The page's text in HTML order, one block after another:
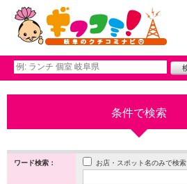
条件で検索
ワード検索： お店・スポット名のみで検索